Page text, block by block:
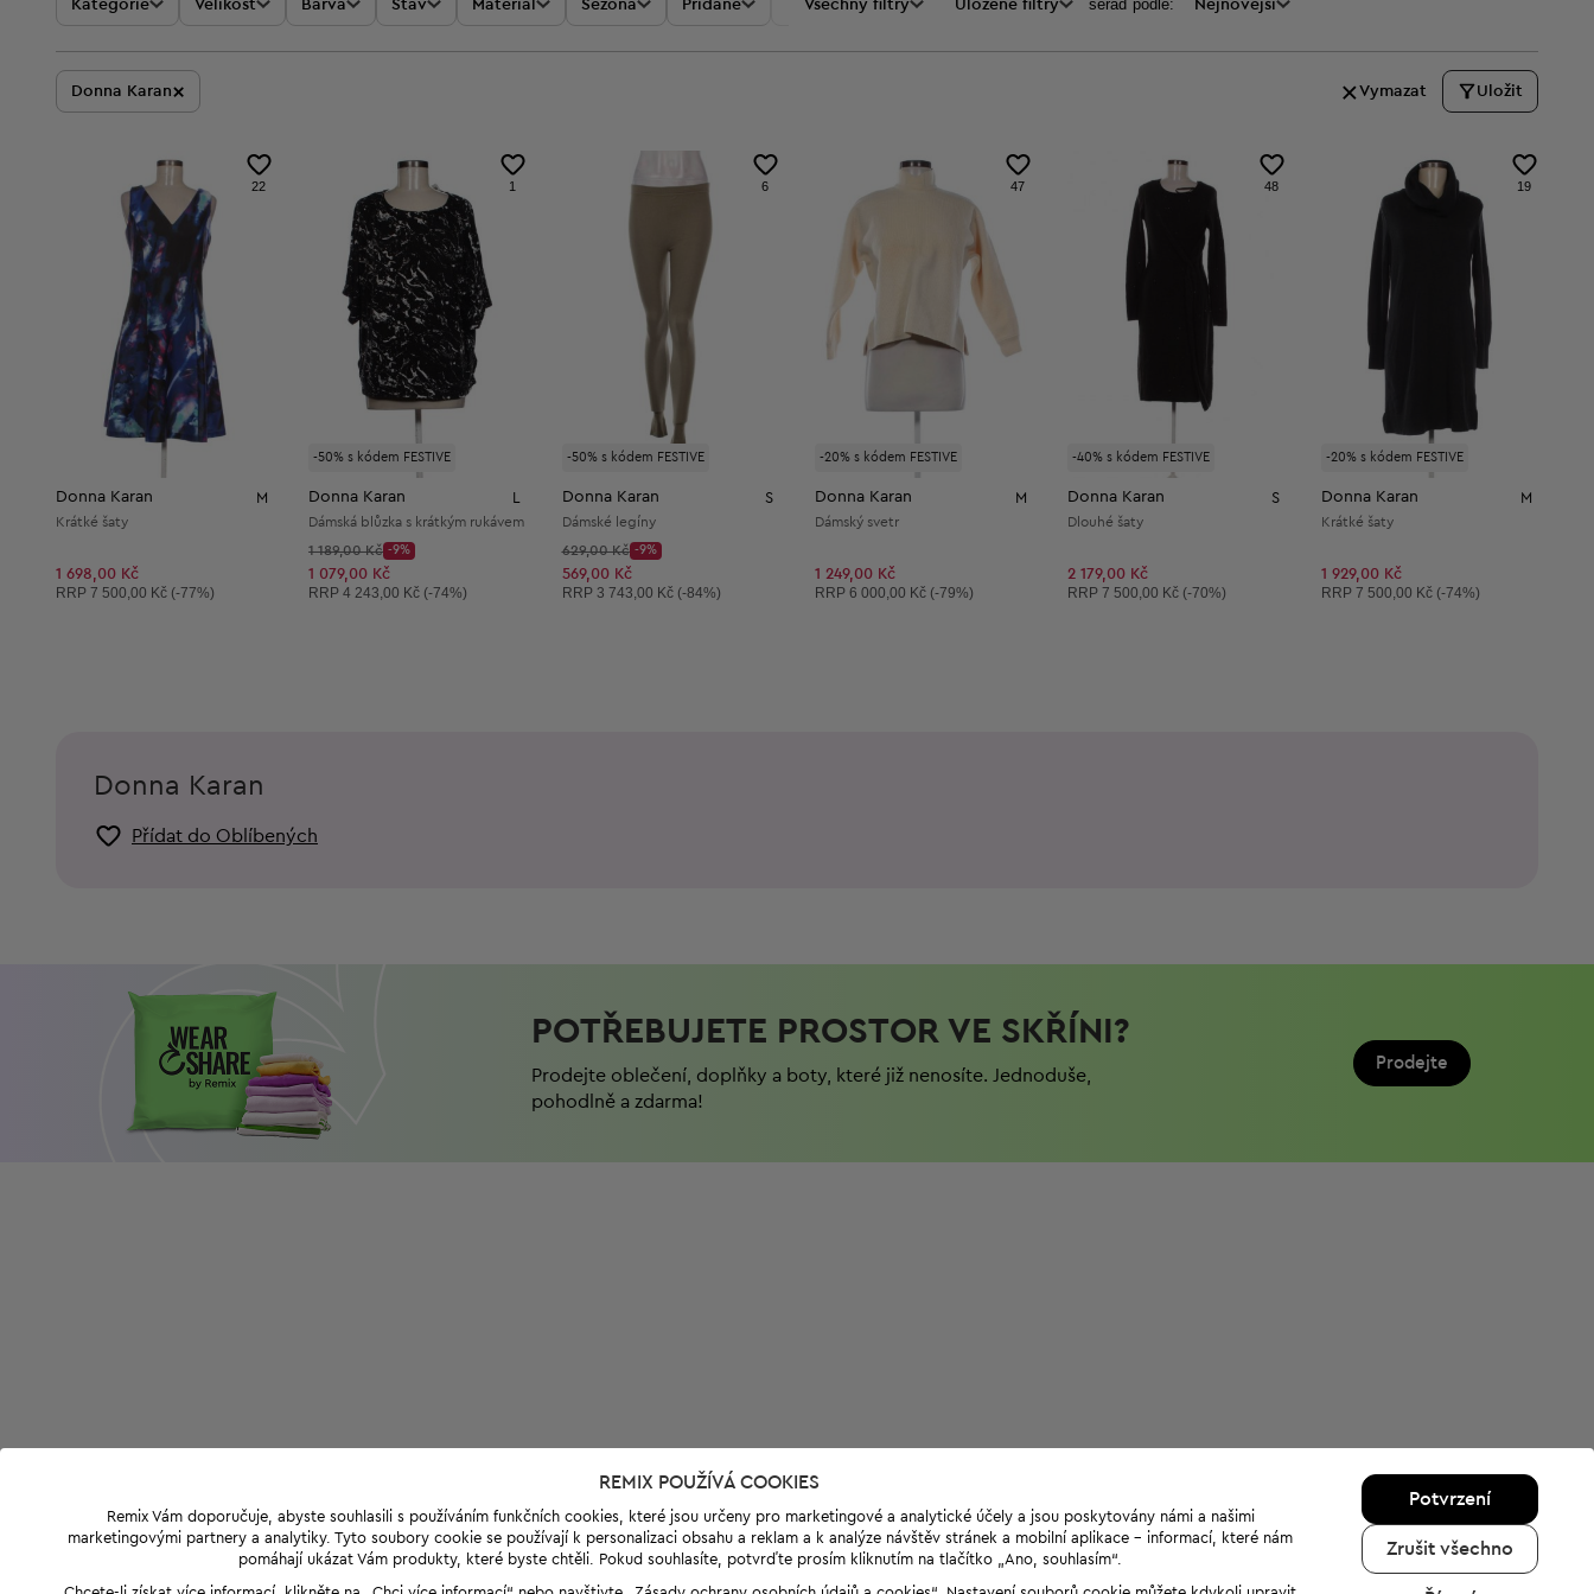
Kategorie Velikost Barva Stav Materiál Sezóna Přidané Akce Cena
Všechny filtry Uložené filtry seraď podle: Nejnovější
Donna Karan× Vymazat Uložit
22
Donna Karan M
Krátké šaty
1 698,00 Kč
Doporučená cena:
RRP 7 500,00 Kč (-77%)
-50% s kódem FESTIVE
1
Donna Karan
Dámská blůzka s krátkým rukávem
Původní cena:
1 189,00 Kč
Discount Price:
-9%
Snížená cena:
1 079,00 Kč
Doporučená cena:
RRP4 243,00 Kč (-74%)
-50% s kódem FESTIVE
6
Donna Karan S
Dámské legíny
Původní cena:
629,00 Kč
Discount Price:
-9%
Snížená cena:
569,00 Kč
Doporučená cena:
RRP 3 743,00 Kč (-84%)
-20% s kódem FESTIVE
47
Donna Karan M
Dámský svetr
1 249,00 Kč
Doporučená cena:
RRP 6 000,00 Kč (-79%)
-40% s kódem FESTIVE
48
Donna Karan S
Dlouhé šaty
2 179,00 Kč
Doporučená cena:
RRP7 500,00 Kč (-70%)
-20% s kódem FESTIVE
19
Donna Karan M
Krátké šaty
1 929,00 Kč
Doporučená cena:
RRP 7 500,00 Kč (-74%)
Donna Karan
Přídat do Oblíbených
POTŘEBUJETE PROSTOR VE SKŘÍNI?
Prodejte oblečení, doplňky a boty, které již nenosíte. Jednoduše,
pohodlně a zdarma!
Prodejte
REMIX POUŽÍVÁ COOKIES
Remix Vám doporučuje, abyste souhlasili s používáním funkčních cookies, které jsou určeny pro marketingové a analytické účely a jsou poskytovány námi a našimi
marketingovými partnery a analytiky. Tyto soubory cookie se používají k personalizaci obsahu a reklam a k analýze návštěv stránek a mobilní aplikace - informací, které nám
pomáhají ukázat Vám produkty, které byste chtěli. Pokud souhlasíte, potvrďte prosím kliknutím na tlačítko „Ano, souhlasím“.
Potvrzení
Zrušit všechno